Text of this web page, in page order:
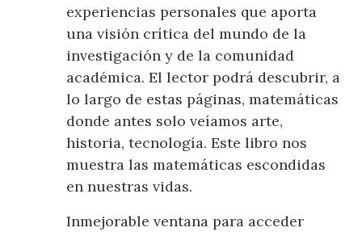
experiencias personales que aporta
una visión crítica del mundo de la
investigación y de la comunidad
académica. El lector podrá descubrir, a
lo largo de estas páginas, matemáticas
donde antes solo veíamos arte,
historia, tecnología. Este libro nos
muestra las matemáticas escondidas
en nuestras vidas.
Inmejorable ventana para acceder